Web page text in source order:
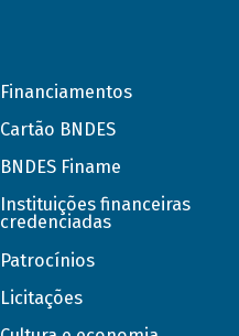
Financiamentos
Cartão BNDES
BNDES Finame
Instituições financeiras
credenciadas
Patrocínios
Licitações